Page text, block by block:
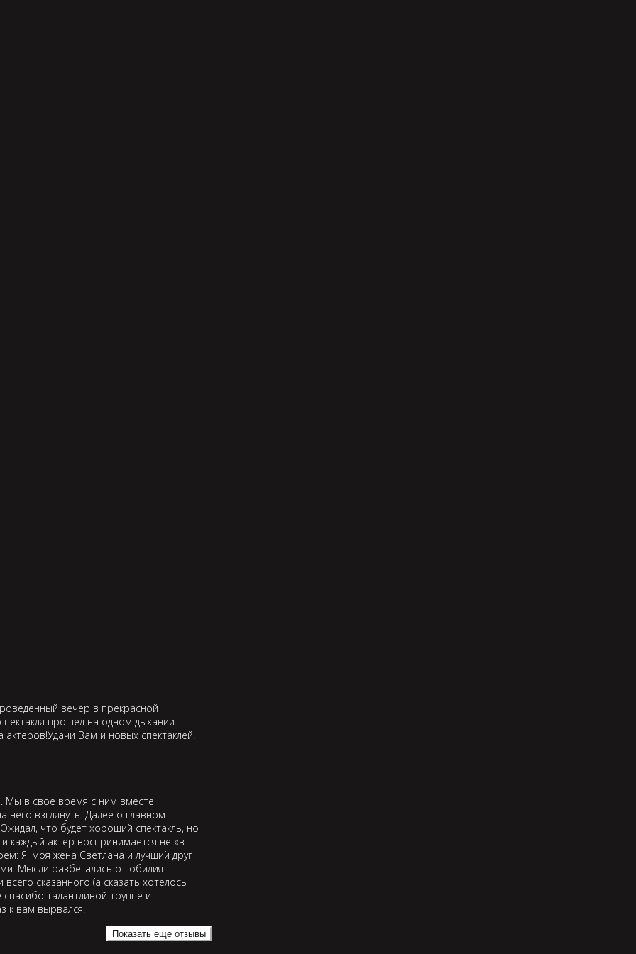
вечер в прекрасной
прошел на одном дыхании.
Вам и новых спектаклей!
Мы в свое время с ним вместе
него взглянуть. Далее о главном —
что будет хороший спектакль, но
актер воспринимается не «в
Я, моя жена Светлана и лучший друг
Мысли разбегались от обилия
сказанного (а сказать хотелось
талантливой труппе и
к вам вырвался.
Показать еще отзывы